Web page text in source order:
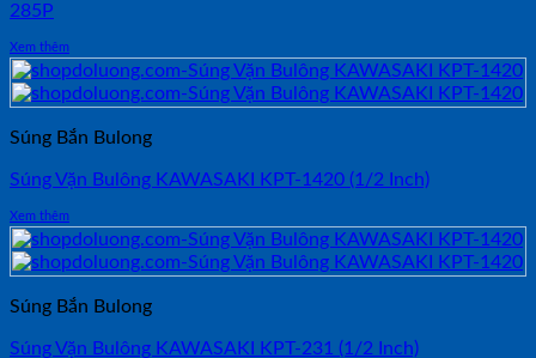
285P
Xem thêm
Súng Bắn Bulong
Súng Vặn Bulông KAWASAKI KPT-1420 (1/2 Inch)
Xem thêm
Súng Bắn Bulong
Súng Vặn Bulông KAWASAKI KPT-231 (1/2 Inch)